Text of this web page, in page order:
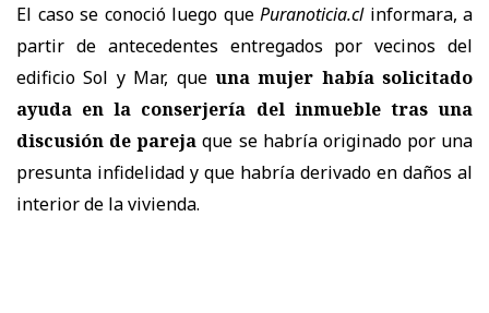
El caso se conoció luego que Puranoticia.cl informara, a
partir de antecedentes entregados por vecinos del
edificio Sol y Mar, que una mujer había solicitado
ayuda en la conserjería del inmueble tras una
discusión de pareja que se habría originado por una
presunta infidelidad y que habría derivado en daños al
interior de la vivienda.